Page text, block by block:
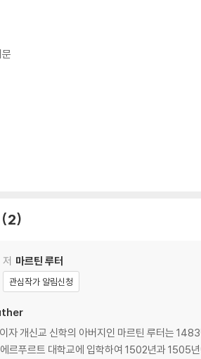
어 버린 한국교회의 독자들이 루터의 글을 통해
2
저 마르틴 루터
관심작가 알림신청
자 개신교 신학의 아버지인 마르틴 루터는
르푸르트 대학교에 입학하여 1502년과 1505